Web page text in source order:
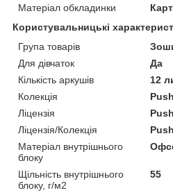
Матеріал обкладинки
Користувальницькі
Група товарів
Для дівчаток
Да
Кількість аркушів
12
Колекція
Ліцензія
Ліцензія/Колекція
Матеріал внутрішнього
блоку
Щільність внутрішнього
блоку, г/м2
55